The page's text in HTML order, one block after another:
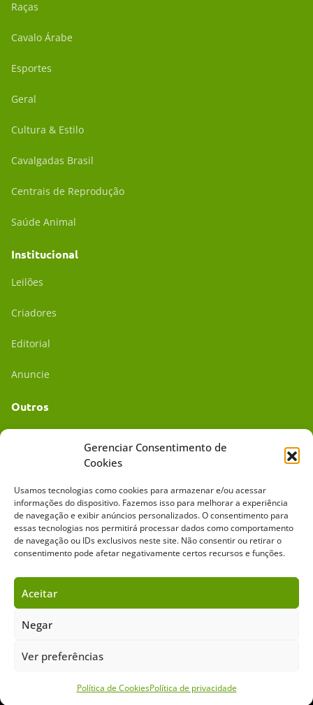
Gerenciar Consentimento de
Cookies
Usamos tecnologias como cookies para armazenar e/ou acessar
informações do dispositivo. Fazemos isso para melhorar a experiência
de navegação e exibir anúncios personalizados. O consentimento para
essas tecnologias nos permitirá processar dados como comportamento
de navegação ou IDs exclusivos neste site. Não consentir ou retirar o
consentimento pode afetar negativamente certos recursos e funções.
Aceitar
Negar
Ver preferências
Política de CookiesPolítica de privacidade
Raças
Cavalo Árabe
Esportes
Geral
Cultura & Estilo
Cavalgadas Brasil
Centrais de Reprodução
Saúde Animal
Institucional
Leilões
Criadores
Editorial
Anuncie
Outros
Mídia Kit
Sobre o Cavalus Leilões Anuncie
Copyright ©️ 2026 • Grupo Cavalus de Comunicação. Todos os direitos
Política de Privacidade | Termos de Serviço